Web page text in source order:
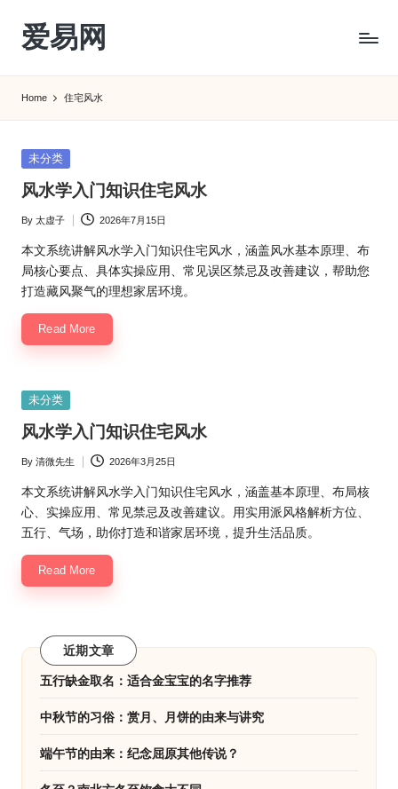
Skip
content
爱易网
转
农
历
历
查
询
_2ebc.com
Home 住宅风水
Posted
未分类
风水学入门知识住宅风水
Posted
by
By 太虚子 2026年7月15日
本文系统讲解风水学入门知识住宅风水，涵盖风水基本原理、布
局核心要点、具体实操应用、常见误区禁忌及改善建议，帮助您
打造藏风聚气的理想家居环境。
Read More
Posted
未分类
风水学入门知识住宅风水
Posted
by
By 清微先生 2026年3月25日
本文系统讲解风水学入门知识住宅风水，涵盖基本原理、布局核
心、实操应用、常见禁忌及改善建议。用实用派风格解析方位、
五行、气场，助你打造和谐家居环境，提升生活品质。
Read More
近期文章
五行缺金取名：适合金宝宝的名字推荐
中秋节的习俗：赏月、月饼的由来与讲究
端午节的由来：纪念屈原其他传说？